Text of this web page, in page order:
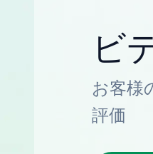
ビ
お客様
評価